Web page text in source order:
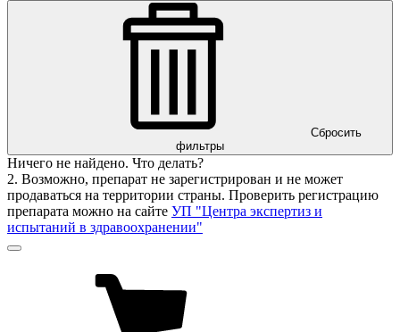
Сбросить
фильтры
Ничего не найдено. Что делать?
2. Возможно, препарат не зарегистрирован и не может
продаваться на территории страны. Проверить регистрацию
препарата можно на сайте УП "Центра экспертиз и
испытаний в здравоохранении"